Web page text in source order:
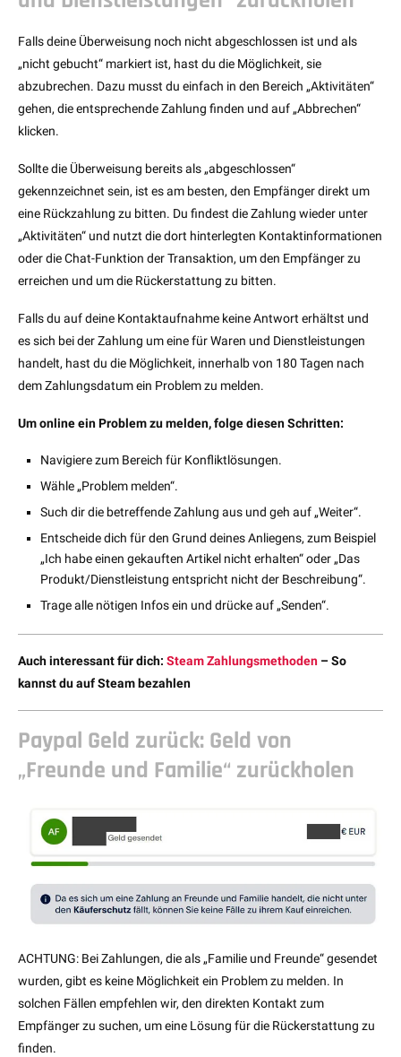
Falls deine Überweisung noch nicht abgeschlossen ist und als
„nicht gebucht“ markiert ist, hast du die Möglichkeit, sie
abzubrechen. Dazu musst du einfach in den Bereich „Aktivitäten“
gehen, die entsprechende Zahlung finden und auf „Abbrechen“
klicken.
Sollte die Überweisung bereits als „abgeschlossen“
gekennzeichnet sein, ist es am besten, den Empfänger direkt um
eine Rückzahlung zu bitten. Du findest die Zahlung wieder unter
„Aktivitäten“ und nutzt die dort hinterlegten Kontaktinformationen
oder die Chat-Funktion der Transaktion, um den Empfänger zu
erreichen und um die Rückerstattung zu bitten.
Falls du auf deine Kontaktaufnahme keine Antwort erhältst und
es sich bei der Zahlung um eine für Waren und Dienstleistungen
handelt, hast du die Möglichkeit, innerhalb von 180 Tagen nach
dem Zahlungsdatum ein Problem zu melden.
Um online ein Problem zu melden, folge diesen Schritten:
Navigiere zum Bereich für Konfliktlösungen.
Wähle „Problem melden“.
Such dir die betreffende Zahlung aus und geh auf „Weiter“.
Entscheide dich für den Grund deines Anliegens, zum Beispiel
„Ich habe einen gekauften Artikel nicht erhalten“ oder „Das
Produkt/Dienstleistung entspricht nicht der Beschreibung“.
Trage alle nötigen Infos ein und drücke auf „Senden“.
Auch interessant für dich: Steam Zahlungsmethoden – So
kannst du auf Steam bezahlen
Paypal Geld zurück: Geld von
„Freunde und Familie“ zurückholen
ACHTUNG: Bei Zahlungen, die als „Familie und Freunde“ gesendet
wurden, gibt es keine Möglichkeit ein Problem zu melden. In
solchen Fällen empfehlen wir, den direkten Kontakt zum
Empfänger zu suchen, um eine Lösung für die Rückerstattung zu
finden.